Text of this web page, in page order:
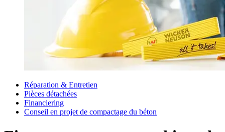
Réparation & Entretien
Pièces détachées
Financiering
Conseil en projet de compactage du béton